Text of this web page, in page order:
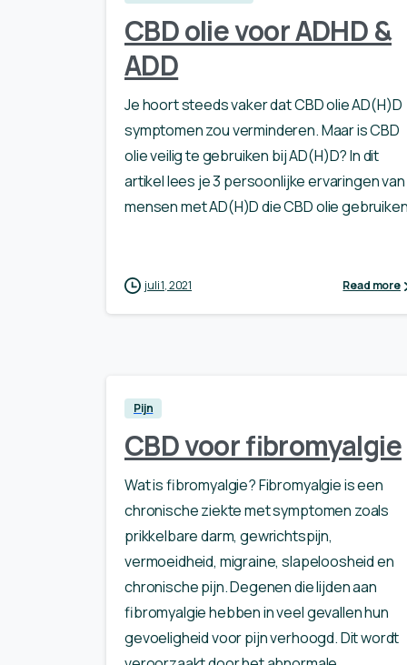
CBD olie voor ADHD &
ADD
Je hoort steeds vaker dat CBD olie AD(H)D
symptomen zou verminderen. Maar is CBD
olie veilig te gebruiken bij AD(H)D? In dit
artikel lees je 3 persoonlijke ervaringen van
mensen met AD(H)D die CBD olie
juli 1, 2021 Read more
Pijn
CBD voor fibromyalgie
Wat is fibromyalgie? Fibromyalgie is een
chronische ziekte met symptomen zoals
prikkelbare darm, gewrichtspijn,
vermoeidheid, migraine, slapeloosheid en
chronische pijn. Degenen die lijden aan
fibromyalgie hebben in veel gevallen hun
gevoeligheid voor pijn verhoogd. Dit wordt